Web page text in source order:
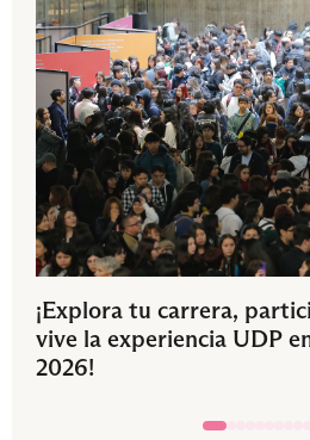
¡Explora tu carrera,
vive la experiencia UDP
2026!